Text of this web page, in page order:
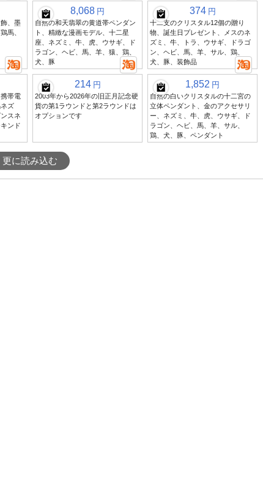
、墨
馬、
8,068 円
自然の和天翡翠の黄道帯ペンダン
ト、精緻な漫画モデル、十二星
座、ネズミ、牛、虎、ウサギ、ド
ラゴン、ヘビ、馬、羊、猿、鶏、
犬、豚
374 円
十二支のクリスタル12個の贈り
物、誕生日プレゼント、メスのネ
ズミ、牛、トラ、ウサギ、ドラゴ
ン、ヘビ、馬、羊、サル、鶏、
犬、豚、装飾品
帯電
ズ
スネ
ンド
214 円
2003年から2026年の旧正月記念硬
貨の第1ラウンドと第2ラウンドは
オプションです
1,852 円
自然の白いクリスタルの十二宮の
立体ペンダント、金のアクセサリ
ー、ネズミ、牛、虎、ウサギ、ド
ラゴン、ヘビ、馬、羊、サル、
鶏、犬、豚、ペンダント
更に読み込む